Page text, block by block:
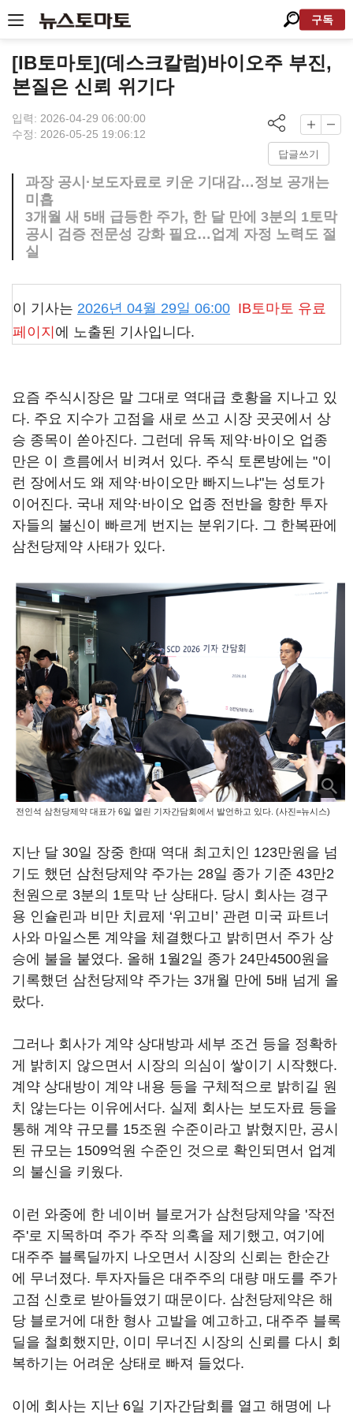
구독
[IB토마토](데스크칼럼)바이오주 부진,
본질은 신뢰 위기다
입력: 2026-04-29 06:00:00
수정: 2026-05-25 19:06:12
답글쓰기
과장 공시·보도자료로 키운 기대감…정보 공개는
미흡
3개월 새 5배 급등한 주가, 한 달 만에 3분의 1토막
공시 검증 전문성 강화 필요…업계 자정 노력도 절
실
이 기사는 2026년 04월 29일 06:00 IB토마토 유료
페이지 에 노출된 기사입니다.
요즘 주식시장은 말 그대로 역대급 호황을 지나고 있
다. 주요 지수가 고점을 새로 쓰고 시장 곳곳에서 상
승 종목이 쏟아진다. 그런데 유독 제약·바이오 업종
만은 이 흐름에서 비켜서 있다. 주식 토론방에는 "이
런 장에서도 왜 제약·바이오만 빠지느냐"는 성토가
이어진다. 국내 제약·바이오 업종 전반을 향한 투자
자들의 불신이 빠르게 번지는 분위기다. 그 한복판에
삼천당제약 사태가 있다.
전인석 삼천당제약 대표가 6일 열린 기자간담회에서 발언하고 있다. (사진=뉴시스)
지난 달 30일 장중 한때 역대 최고치인 123만원을 넘
기도 했던 삼천당제약 주가는 28일 종가 기준 43만2
천원으로 3분의 1토막 난 상태다. 당시 회사는 경구
용 인슐린과 비만 치료제 ‘위고비’ 관련 미국 파트너
사와 마일스톤 계약을 체결했다고 밝히면서 주가 상
승에 불을 붙였다. 올해 1월2일 종가 24만4500원을
기록했던 삼천당제약 주가는 3개월 만에 5배 넘게 올
랐다.
그러나 회사가 계약 상대방과 세부 조건 등을 정확하
게 밝히지 않으면서 시장의 의심이 쌓이기 시작했다.
계약 상대방이 계약 내용 등을 구체적으로 밝히길 원
치 않는다는 이유에서다. 실제 회사는 보도자료 등을
통해 계약 규모를 15조원 수준이라고 밝혔지만, 공시
된 규모는 1509억원 수준인 것으로 확인되면서 업계
의 불신을 키웠다.
이런 와중에 한 네이버 블로거가 삼천당제약을 '작전
주'로 지목하며 주가 주작 의혹을 제기했고, 여기에
대주주 블록딜까지 나오면서 시장의 신뢰는 한순간
에 무너졌다. 투자자들은 대주주의 대량 매도를 주가
고점 신호로 받아들였기 때문이다. 삼천당제약은 해
당 블로거에 대한 형사 고발을 예고하고, 대주주 블록
딜을 철회했지만, 이미 무너진 시장의 신뢰를 다시 회
복하기는 어려운 상태로 빠져 들었다.
이에 회사는 지난 6일 기자간담회를 열고 해명에 나